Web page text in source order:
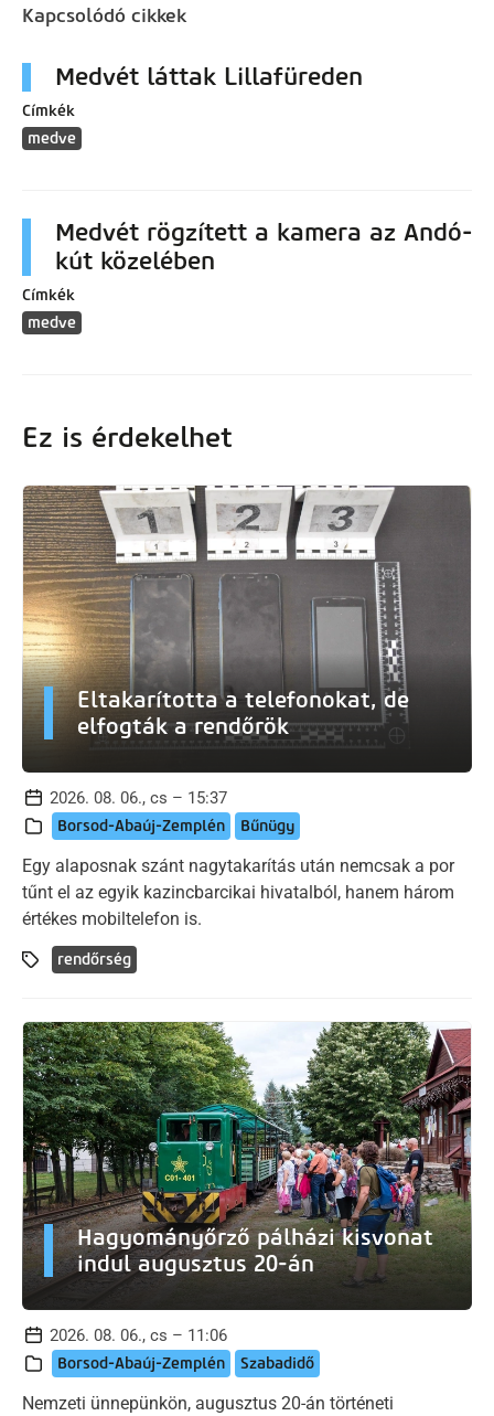
Kapcsolódó cikkek
Medvét láttak Lillafüreden
Címkék
medve
Medvét rögzített a kamera az Andó-
kút közelében
Címkék
medve
Ez is érdekelhet
Eltakarította a telefonokat, de
elfogták a rendőrök
2026. 08. 06., cs – 15:37
Borsod-Abaúj-Zemplén Bűnügy
Egy alaposnak szánt nagytakarítás után nemcsak a por
tűnt el az egyik kazincbarcikai hivatalból, hanem három
értékes mobiltelefon is.
rendőrség
Hagyományőrző pálházi kisvonat
indul augusztus 20-án
2026. 08. 06., cs – 11:06
Borsod-Abaúj-Zemplén Szabadidő
Nemzeti ünnepünkön, augusztus 20-án történeti